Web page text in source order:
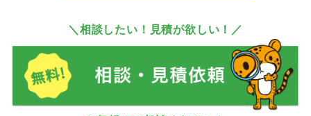
＼相談したい！見積が欲しい！／